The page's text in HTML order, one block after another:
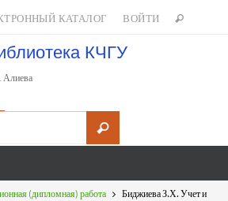
КАТАЛОГ ВОЙТИ
КЧГУ
(дипломная) работа
Биджиева З.Х. Учет и